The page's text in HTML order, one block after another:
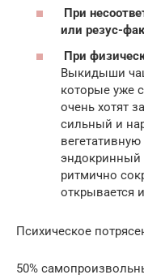
При
или резус-
При
Выкидыши
которые уже
очень хотят
сильный и
эндокринный
ритмично
открывается
Психическое
50%